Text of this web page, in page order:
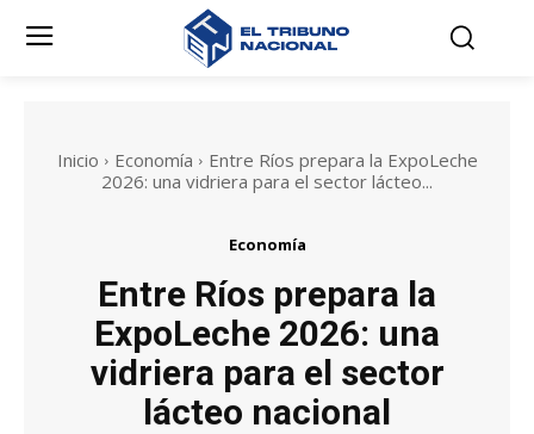
Inicio Economía
Entre Ríos prepara la ExpoLeche
2026: una vidriera para el sector lácteo...
Economía
Entre Ríos prepara la
ExpoLeche 2026: una
vidriera para el sector
lácteo nacional